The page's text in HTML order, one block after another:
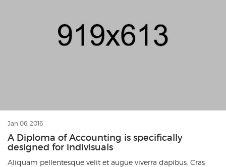
Jan 06, 2016
A Diploma of Accounting is specifically
designed for indivisuals
Aliquam pellentesque velit et augue viverra dapibus. Cras